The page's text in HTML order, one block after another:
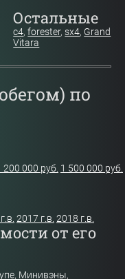
Остальные
c4,forester,sx4, Grand
Vitara
по
200 000 руб. 1 500 000 руб.
2017 г.в. 2018 г.в.
от его
, Минивэны,